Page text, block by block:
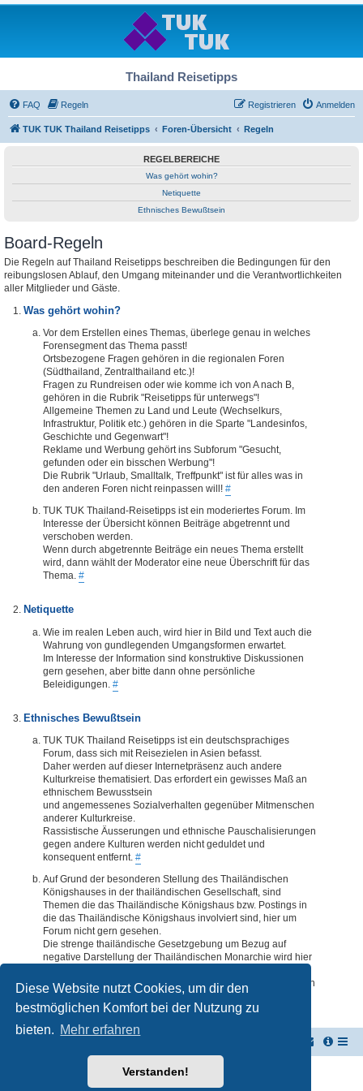
Diese Website nutzt Cookies, um dir den
bestmöglichen Komfort bei der Nutzung zu
bieten. Mehr erfahren
Verstanden!
Thailand Reisetipps
FAQ Regeln Anmelden
Registrieren
TUK TUK Thailand Reisetipps Foren-Übersicht Regeln
REGELBEREICHE
Was gehört wohin?
Netiquette
Ethnisches Bewußtsein
Board-Regeln
Die Regeln auf Thailand Reisetipps beschreiben die Bedingungen für den
reibungslosen Ablauf, den Umgang miteinander und die Verantwortlichkeiten
aller Mitglieder und Gäste.
Was gehört wohin?
Vor dem Erstellen eines Themas, überlege genau in welches
Forensegment das Thema passt!
Ortsbezogene Fragen gehören in die regionalen Foren
(Südthailand, Zentralthailand etc.)!
Fragen zu Rundreisen oder wie komme ich von A nach B,
gehören in die Rubrik "Reisetipps für unterwegs"!
Allgemeine Themen zu Land und Leute (Wechselkurs,
Infrastruktur, Politik etc.) gehören in die Sparte "Landesinfos,
Geschichte und Gegenwart"!
Reklame und Werbung gehört ins Subforum "Gesucht,
gefunden oder ein bisschen Werbung"!
Die Rubrik "Urlaub, Smalltalk, Treffpunkt" ist für alles was in
den anderen Foren nicht reinpassen will! #
TUK TUK Thailand-Reisetipps ist ein moderiertes Forum. Im
Interesse der Übersicht können Beiträge abgetrennt und
verschoben werden.
Wenn durch abgetrennte Beiträge ein neues Thema erstellt
wird, dann wählt der Moderator eine neue Überschrift für das
Thema. #
Netiquette
Wie im realen Leben auch, wird hier in Bild und Text auch die
Wahrung von gundlegenden Umgangsformen erwartet.
Im Interesse der Information sind konstruktive Diskussionen
gern gesehen, aber bitte dann ohne persönliche
Beleidigungen. #
Ethnisches Bewußtsein
TUK TUK Thailand Reisetipps ist ein deutschsprachiges
Forum, dass sich mit Reisezielen in Asien befasst.
Daher werden auf dieser Internetpräsenz auch andere
Kulturkreise thematisiert. Das erfordert ein gewisses Maß an
ethnischem Bewusstsein
und angemessenes Sozialverhalten gegenüber Mitmenschen
anderer Kulturkreise.
Rassistische Äusserungen und ethnische Pauschalisierungen
gegen andere Kulturen werden nicht geduldet und
konsequent entfernt. #
Auf Grund der besonderen Stellung des Thailändischen
Königshauses in der thailändischen Gesellschaft, sind
Themen die das Thailändische Königshaus bzw. Postings in
die das Thailändische Königshaus involviert sind, hier um
Forum nicht gern gesehen.
Die strenge thailändische Gesetzgebung um Bezug auf
negative Darstellung der Thailändischen Monarchie wird hier
deren Inhalte diesbezüglich auch nur ansatzweise bedenklich
erscheinen, kommentarlos entfernt. #
Powered byphpBB® Forum Software © phpBB Limited
Deutsche Übersetzung durchphpBB.de